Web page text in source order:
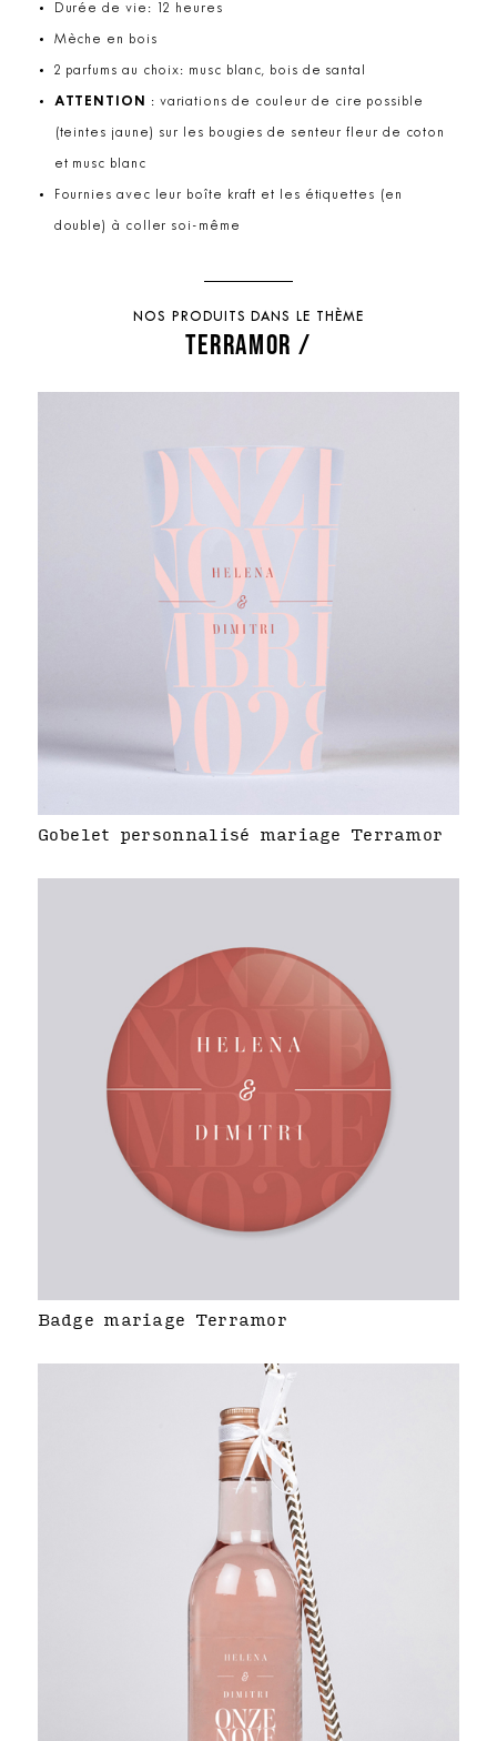
Durée de vie: 12 heures
Mèche en bois
2 parfums au choix: musc blanc, bois de santal
ATTENTION : variations de couleur de cire possible
(teintes jaune) sur les bougies de senteur fleur de coton
et musc blanc
Fournies avec leur boîte kraft et les étiquettes (en
double) à coller soi-même
NOS PRODUITS DANS LE THÈME
TERRAMOR /
Gobelet personnalisé mariage Terramor
Badge mariage Terramor